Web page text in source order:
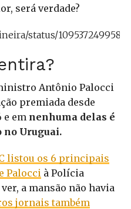
será verdade?
status/
Antônio Palocci
premiada desde
e em nenhuma delas é
no Uruguai.
listou os 6 principais
Palocci à Polícia
a mansão não havia
jornais também